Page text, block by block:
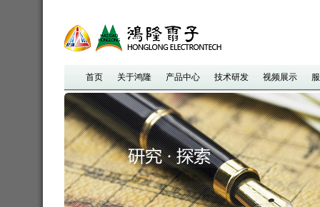
首页 关于鸿隆 产品中心 技术研发 视频展示